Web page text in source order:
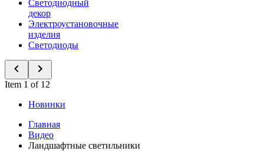
Светодиодный
декор
Электроустановочные
изделия
Светодиоды
Item 1 of 12
Новинки
Главная
Видео
Ландшафтные светильники